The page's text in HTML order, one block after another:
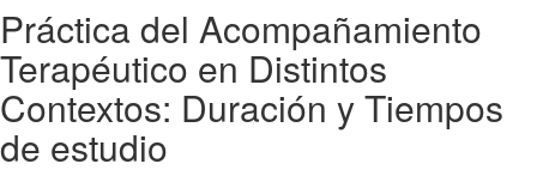
Práctica del Acompañamiento
Terapéutico en Distintos
Contextos: Duración y Tiempos
de estudio